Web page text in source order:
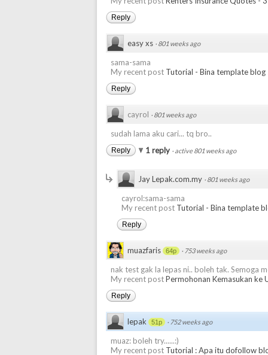
Reply
easy xs · 801 weeks ago
sama-sama
My recent post Tutorial - Bina template blog
Reply
cayrol · 801 weeks ago
sudah lama aku cari... tq bro..
Reply 1 reply · active 801 weeks ago
Jay Lepak.com.my · 801 weeks ago
cayrol:sama-sama
My recent post Tutorial - Bina template
Reply
muazfaris 64p · 753 weeks ago
nak test gak la lepas ni.. boleh tak. Semoga
My recent postPermohonan Kemasukan
Reply
lepak 51p · 752 weeks ago
muaz: boleh try......:)
My recent post Tutorial : Apa itu dofollow